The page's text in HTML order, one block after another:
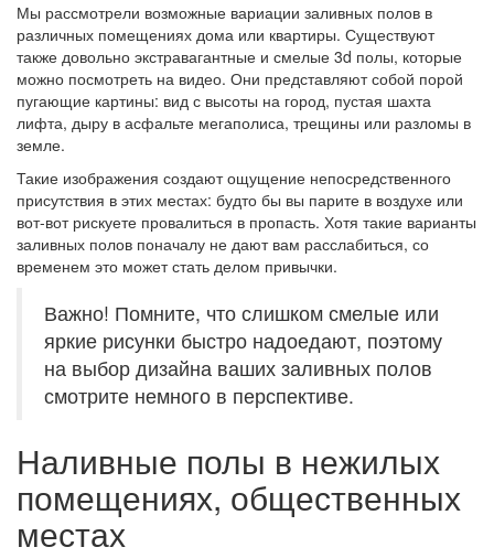
Мы рассмотрели возможные вариации заливных полов в
различных помещениях дома или квартиры. Существуют
также довольно экстравагантные и смелые 3d полы, которые
можно посмотреть на видео. Они представляют собой порой
пугающие картины: вид с высоты на город, пустая шахта
лифта, дыру в асфальте мегаполиса, трещины или разломы в
земле.
Такие изображения создают ощущение непосредственного
присутствия в этих местах: будто бы вы парите в воздухе или
вот-вот рискуете провалиться в пропасть. Хотя такие варианты
заливных полов поначалу не дают вам расслабиться, со
временем это может стать делом привычки.
Важно! Помните, что слишком смелые или
яркие рисунки быстро надоедают, поэтому
на выбор дизайна ваших заливных полов
смотрите немного в перспективе.
Наливные полы в нежилых
помещениях, общественных
местах